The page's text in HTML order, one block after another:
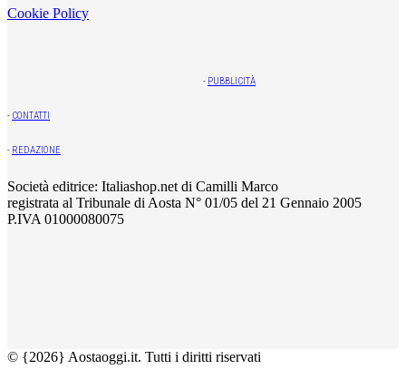
Cookie Policy
- PUBBLICITÀ
- CONTATTI
- REDAZIONE
Società editrice: Italiashop.net di Camilli Marco
registrata al Tribunale di Aosta N° 01/05 del 21 Gennaio 2005
P.IVA 01000080075
© {2026} Aostaoggi.it. Tutti i diritti riservati